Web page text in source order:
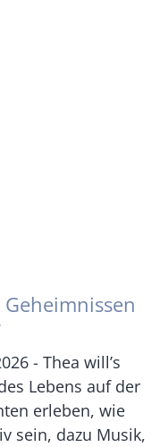
Geheimnissen
- Thea will’s
Lebens auf der
erleben, wie
sein, dazu Musik,